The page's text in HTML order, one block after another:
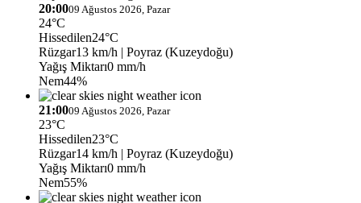
20:0009 Ağustos 2026, Pazar
24°C
Hissedilen24°C
Rüzgar13 km/h | Poyraz (Kuzeydoğu)
Yağış Miktarı0 mm/h
Nem44%
21:0009 Ağustos 2026, Pazar
23°C
Hissedilen23°C
Rüzgar14 km/h | Poyraz (Kuzeydoğu)
Yağış Miktarı0 mm/h
Nem55%